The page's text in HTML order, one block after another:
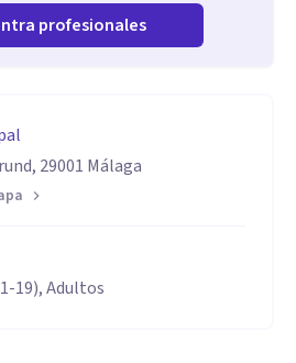
profesionales
29001 Málaga
19), Adultos